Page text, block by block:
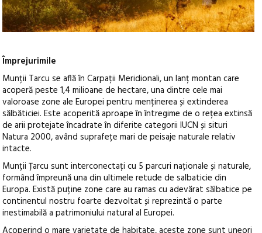
Împrejurimile
Munții Tarcu se află în Carpații Meridionali, un lanț montan care
acoperă peste 1,4 milioane de hectare, una dintre cele mai
valoroase zone ale Europei pentru menținerea și extinderea
sălbăticiei. Este acoperită aproape în întregime de o rețea extinsă
de arii protejate încadrate în diferite categorii IUCN și situri
Natura 2000, având suprafețe mari de peisaje naturale relativ
intacte.
Munții Țarcu sunt interconectați cu 5 parcuri naționale și naturale,
formând împreună una din ultimele retude de salbaticie din
Europa. Există puține zone care au ramas cu adevărat sălbatice pe
continentul nostru foarte dezvoltat și reprezintă o parte
inestimabilă a patrimoniului natural al Europei.